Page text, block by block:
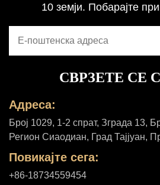
10 земји. Побарајте
СВРЗЕТЕ СЕ
Адреса:
Број 1029, 1-2 спрат, Зграда 13,
Регион Сиаодиан, Град Тајјуан,
Повикајте сега:
+86-18734559454